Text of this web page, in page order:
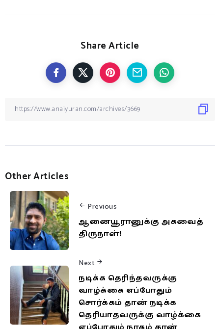
Share Article
Other Articles
Previous
ஆனையூரானுக்கு அகவைத்
திருநாள்!
Next
நடிக்க தெரிந்தவருக்கு
வாழ்க்கை எப்போதும்
சொர்க்கம் தான் நடிக்க
தெரியாதவருக்கு வாழ்க்கை